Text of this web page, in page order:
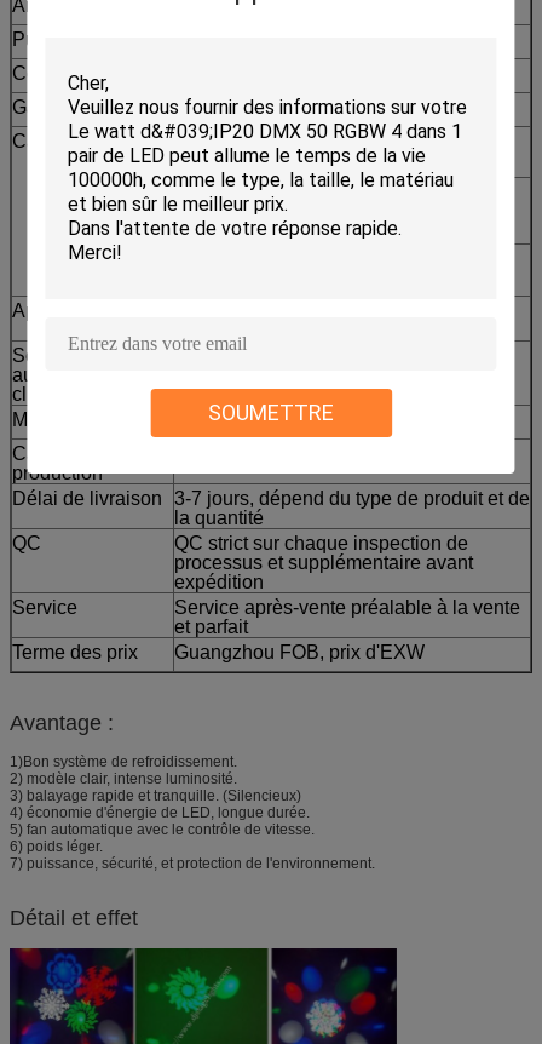
SOUMETTRE
Article aucun
JL-XG8
Puissance
Couleur
Garantie
1 ans
Caractéristique
Cable électrique standard
Affichage numérique DMX512
international anglais
Application
Service adapté
aux besoins du
client
ODM et OEM de soutien
MOQ
PCs 1
Capacité de
production
Délai de livraison
3-7 jours, dépend du type de produit et de
la quantité
QC
QC strict sur chaque inspection de
processus et supplémentaire avant
expédition
Service
Service après-vente préalable à la vente
et parfait
Terme des prix
Guangzhou FOB, prix d'EXW
Avantage :
1)Bon système de refroidissement.
2) modèle clair, intense luminosité.
3) balayage rapide et tranquille. (Silencieux)
4) économie d'énergie de LED, longue durée.
5) fan automatique avec le contrôle de vitesse.
6) poids léger.
7) puissance, sécurité, et protection de l'environnement.
Détail et effet